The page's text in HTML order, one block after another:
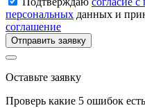
персональных данных и
соглашение
Отправить заявку
Оставьте заявку
Проверь какие 5 ошибок